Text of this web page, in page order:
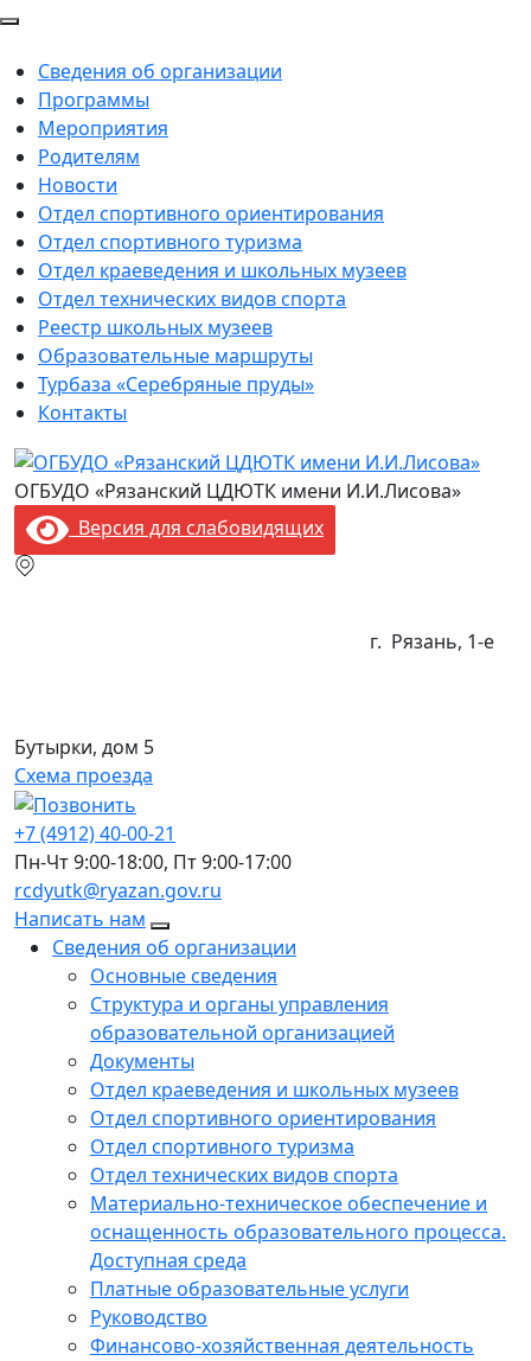
Сведения об организации
Программы
Мероприятия
Родителям
Новости
Отдел спортивного ориентирования
Отдел спортивного туризма
Отдел краеведения и школьных музеев
Отдел технических видов спорта
Реестр школьных музеев
Образовательные маршруты
Турбаза «Серебряные пруды»
Контакты
ОГБУДО «Рязанский ЦДЮТК имени И.И.Лисова»
Версия для слабовидящих
г. Рязань, 1-e
Бутырки, дом 5
Схема проезда
+7 (4912) 40-00-21
Пн-Чт9:00-18:00, Пт9:00-17:00
rcdyutk@ryazan.gov.ru
Написать нам
Сведения об организации
Основные сведения
Структура и органы управления
образовательной организацией
Документы
Отдел краеведения и школьных музеев
Отдел спортивного ориентирования
Отдел спортивного туризма
Отдел технических видов спорта
Материально-техническое обеспечение и
оснащенность образовательного процесса.
Доступная среда
Платные образовательные услуги
Руководство
Финансово-хозяйственная деятельность